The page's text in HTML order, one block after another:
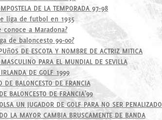
DE LA TEMPORADA 97-98
liga de futbol en 1935
a Maradona?
de baloncesto 99-00?
DE ESCOTA Y NOMBRE DE ACTRIZ MITICA
PARA EL MUNDIAL DE SEVILLA
DE GOLF 1999
DE BALONCESTO DE FRANCIA
BALONCESTO DE FRANCIA'99
UN JUGADOR DE GOLF PARA NO SER PENALIZADO
LA MAYOR CAMBIA BRUSCAMENTE DE BANDA